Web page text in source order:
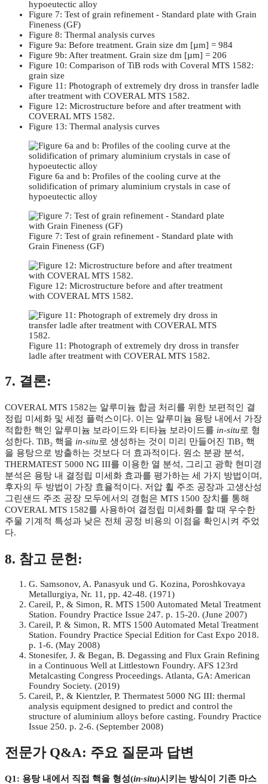
hypoeutectic alloy
Figure 7: Test of grain refinement - Standard plate with Grain
Fineness (GF)
Figure 8: Thermal analysis curves
Figure 9a: Before treatment. Grain size dm [µm] = 984
Figure 9b: After treatment. Grain size dm [µm] = 206
Figure 10: Comparison of TiB rods with Coveral MTS 1582:
grain size
Figure 11: Photograph of extremely dry dross in transfer ladle
after treatment with COVERAL MTS 1582.
Figure 12: Microstructure before and after treatment with
COVERAL MTS 1582.
Figure 13: Thermal analysis curves
Figure 6a and b: Profiles of the cooling curve at the
solidification of primary aluminium crystals in case of
hypoeutectic alloy
Figure 7: Test of grain refinement - Standard plate with
Grain Fineness (GF)
Figure 12: Microstructure before and after treatment
with COVERAL MTS 1582.
Figure 11: Photograph of extremely dry dross in transfer
ladle after treatment with COVERAL MTS 1582.
7. 결론:
COVERAL MTS 1582는 알루미늄 합금 처리를 위한 보편적인 결
정립 미세화 및 세정 플럭스이다. 이는 알루미늄 용탕 내에서 가장
적합한 핵인 알루미늄 보라이드와 티타늄 보라이드를 in-situ로 형
성한다. TiB₂ 핵을 in-situ로 생성하는 것이 미리 만들어진 TiB₂ 핵
을 용탕으로 방출하는 것보다 더 효과적이다. 원소 분광 분석,
THERMATEST 5000 NG III를 이용한 열 분석, 그리고 광학 현미경
분석은 용탕 내 결정립 미세화 효과를 평가하는 세 가지 방법이며,
후자의 두 방법이 가장 효율적이다. 저압 휠 주조 공장과 고생산성
그린샌드 주조 공장 모두에서의 경험은 MTS 1500 장치를 통해
COVERAL MTS 1582를 사용하여 결정립 미세화를 할 때 우수한
주물 기계적 특성과 낮은 전체 공정 비용의 이점을 확인시켜 주었
다.
8. 참고 문헌:
G. Samsonov, A. Panasyuk und G. Kozina, Poroshkovaya
Metallurgiya, Nr. 11, pp. 42-48. (1971)
Careil, P., & Simon, R. MTS 1500 Automated Metal Treatment
Station. Foundry Practice Issue 247. p. 15-20. (June 2007)
Careil, P. & Simon, R. MTS 1500 Automated Metal Treatment
Station. Foundry Practice Special Edition for Cast Expo 2018.
p. 1-6. (May 2008)
Stonesifer, J. & Began, B. Degassing and Flux Grain Refining
in a Continuous Well at Littlestown Foundry. AFS 123rd
Metalcasting Congress Proceedings. Atlanta, GA: American
Foundry Society. (2019)
Careil, P., & Kientzler, P. Thermatest 5000 NG III: thermal
analysis equipment designed to predict and control the
structure of aluminium alloys before casting. Foundry Practice
Issue 250. p. 2-6. (September 2008)
전문가 Q&A: 주요 질문과 답변
Q1: 용탕 내에서 직접 핵을 형성(in-situ)시키는 방식이 기존 마스